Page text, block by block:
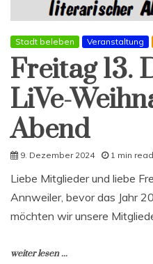
Stadt beleben Veranstaltung
Freitag 13.
LiVe-
Abend
9. Dezember 2024 1 min read
Liebe Mitglieder und liebe
Annweiler, bevor das Jahr
möchten wir unsere
weiter lesen ...